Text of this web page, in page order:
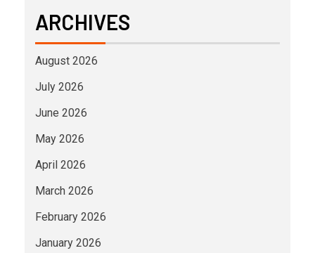
ARCHIVES
August 2026
July 2026
June 2026
May 2026
April 2026
March 2026
February 2026
January 2026